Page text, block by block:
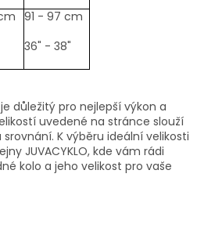
91 - 97 cm
36" - 38"
důležitý pro nejlepší výkon a
uvedené na stránce slouží
K výběru ideální velikosti
JUVACYKLO, kde vám rádi
kolo a jeho velikost pro vaše